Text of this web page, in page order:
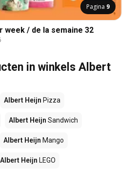
Pagina 9
week / de la semaine 32
in winkels Albert
Albert Heijn Pizza
Albert Heijn Sandwich
Albert Heijn Mango
Albert Heijn LEGO